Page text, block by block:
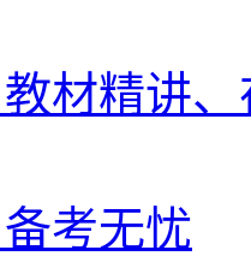
材精讲
考无忧